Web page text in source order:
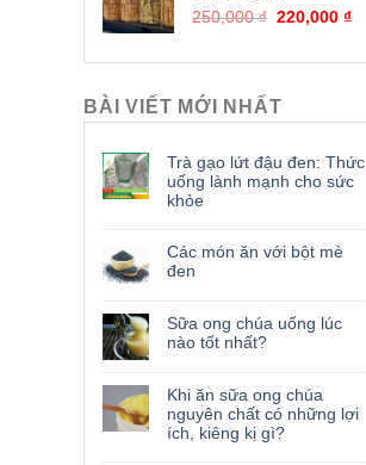
250,000₫ 220,000₫
BÀI VIẾT MỚI NHẤT
Trà gạo lứt đậu đen: Thức
uống lành mạnh cho sức
khỏe
Các món ăn với bột mè
đen
Sữa ong chúa uống lúc
nào tốt nhất?
Khi ăn sữa ong chúa
nguyên chất có những lợi
ích, kiêng kị gì?